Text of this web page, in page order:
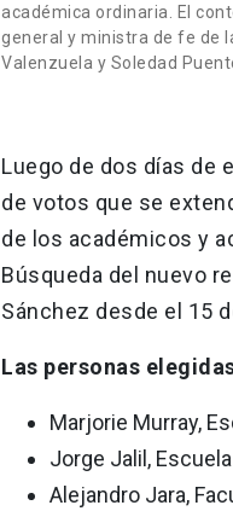
académica ordinaria. El
general y ministra de fe de
Valenzuela y Soledad
Luego de dos días de
de votos que se
de los académicos y
Búsqueda del nuevo
Sánchez desde el 15
Las personas
Marjorie Murray,
Jorge Jalil,
Alejandro Jara,